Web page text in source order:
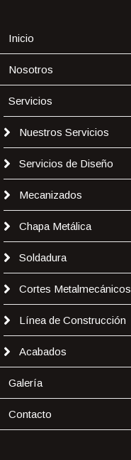
Inicio
Nosotros
Servicios
Nuestros Servicios
Servicios de Diseño
Mecanizados
Chapa Metálica
Soldadura
Cortes Metalmecánicos
Línea de Construcción
Acabados
Galería
Contacto